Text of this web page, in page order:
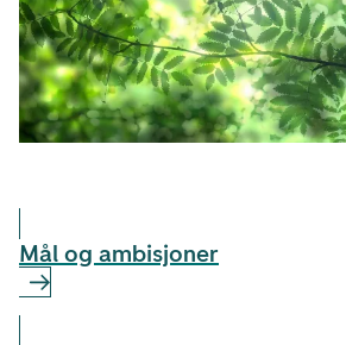
Mål og ambisjoner